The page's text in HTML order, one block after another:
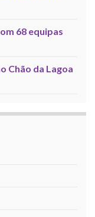
68 equipas
Chão da Lagoa